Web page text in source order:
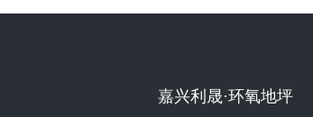
嘉兴利晟·环氧地坪